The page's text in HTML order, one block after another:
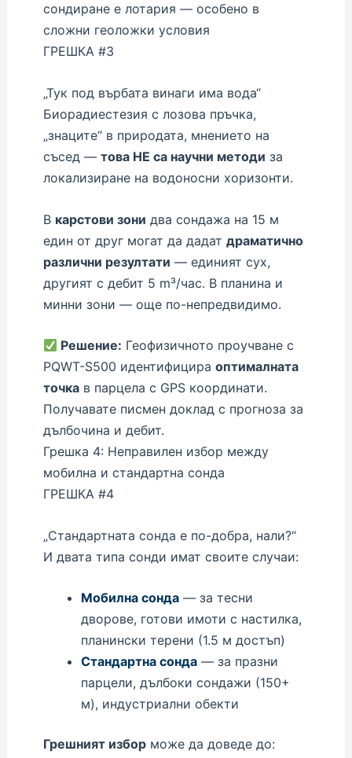
сондиране е лотария — особено в
сложни геоложки условия
ГРЕШКА #3
„Тук под върбата винаги има вода“
Биорадиестезия с лозова пръчка,
„знаците“ в природата, мнението на
съсед — това НЕ са научни методи за
локализиране на водоносни хоризонти.
В карстови зони два сондажа на 15 м
един от друг могат да дадат драматично
различни резултати — единият сух,
другият с дебит 5 m³/час. В планина и
минни зони — още по-непредвидимо.
Решение: Геофизичното проучване с
PQWT-S500 идентифицира оптималната
точкав парцела с GPS координати.
Получавате писмен доклад с прогноза за
дълбочина и дебит.
Грешка 4: Неправилен избор между
мобилна и стандартна сонда
ГРЕШКА #4
„Стандартната сонда е по-добра, нали?“
И двата типа сонди имат своите случаи:
Мобилна сонда— за тесни
дворове, готови имоти с настилка,
планински терени (1.5 м достъп)
Стандартна сонда— за празни
парцели, дълбоки сондажи (150+
м), индустриални обекти
Грешният изборможе да доведе до: